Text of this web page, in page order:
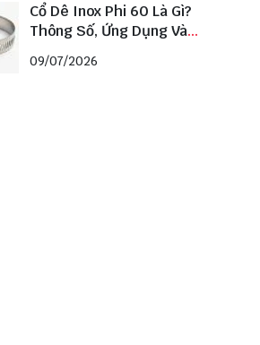
Cổ Dê Inox Phi 60 Là Gì?
Thông Số, Ứng Dụng Và
Cách Chọn Đúng Kích
Thước
09/07/2026